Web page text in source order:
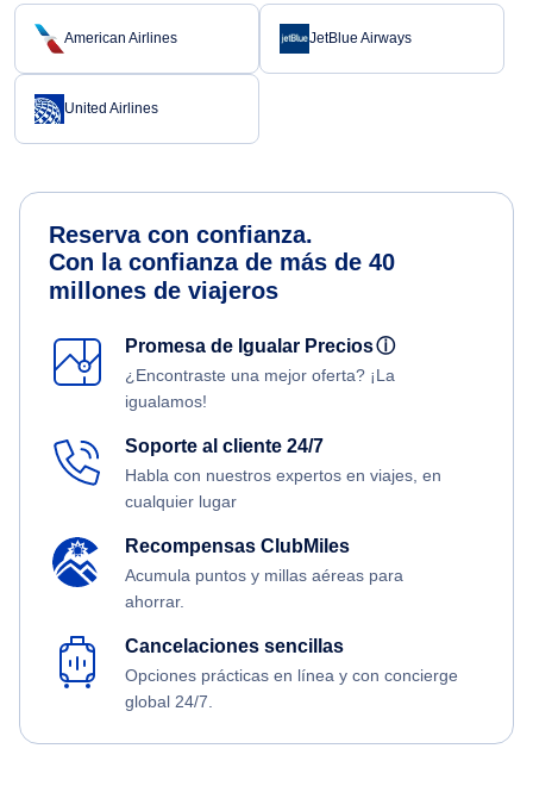
American Airlines JetBlue Airways
United Airlines
Reserva con confianza.
Con la confianza de más de 40
millones de viajeros
Promesa de Igualar Preciosⓘ
¿Encontraste una mejor oferta? ¡La
igualamos!
Soporte al cliente 24/7
Habla con nuestros expertos en viajes, en
cualquier lugar
Recompensas ClubMiles
Acumula puntos y millas aéreas para
ahorrar.
Cancelaciones sencillas
Opciones prácticas en línea y con concierge
global 24/7.